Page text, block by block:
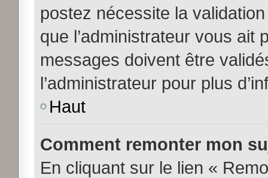
postez nécessite la
que l’administrateur vous ait
messages doivent être
l’administrateur pour plus
Haut
Comment remonter mon
En cliquant sur le lien «